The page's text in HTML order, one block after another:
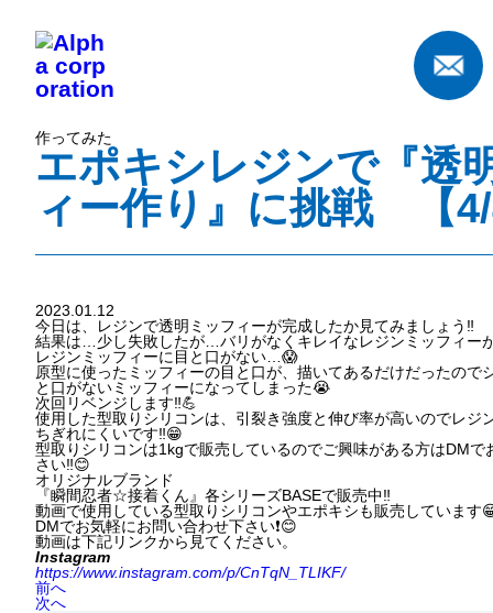
作ってみた
エポキシレジンで『透
ィー作り』に挑戦 【
2023.01.12
今日は、レジンで透明ミッフィーが完成したか見てみましょう‼️
結果は…少し失敗したが…バリがなくキレイなレジンミッフィー
レジンミッフィーに目と口がない…😱
原型に使ったミッフィーの目と口が、描いてあるだけだったので
と口がないミッフィーになってしまった😭
次回リベンジします‼️💪
使用した型取りシリコンは、引裂き強度と伸び率が高いのでレジ
ちぎれにくいです‼️😁
型取りシリコンは1kgで販売しているのでご興味がある方はDMで
さい‼️😊
オリジナルブランド
『瞬間忍者☆接着くん』各シリーズBASEで販売中‼️
動画で使用している型取りシリコンやエポキシも販売しています
DMでお気軽にお問い合わせ下さい❗️😊
動画は下記リンクから見てください。
Instagram
https://www.instagram.com/p/CnTqN_TLIKF/
前へ
次へ